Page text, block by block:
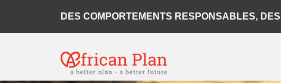
DES COMPORTEMENTS RESPONSABLES,